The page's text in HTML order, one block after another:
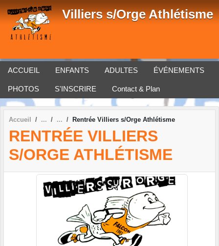
Villiers s/Orge Athlétisme
ACCUEIL ENFANTS ADULTES ÉVÉNEMENTS
PHOTOS S'INSCRIRE Contact & Plan
Accueil Rentrée Villiers s/Orge Athlétisme
RENTRÉE VILLIERS
S/ORGE ATHLÉTISME
Panneau de gestion des cookies